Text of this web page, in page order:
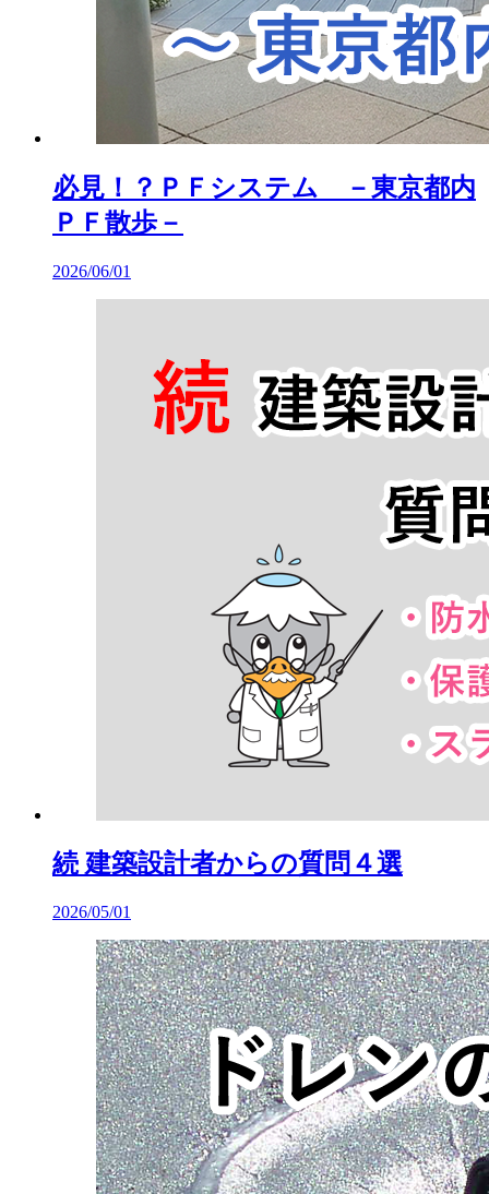
必見！？ＰＦシステム －東京都内
ＰＦ散歩－
2026/06/01
続 建築設計者からの質問４選
2026/05/01